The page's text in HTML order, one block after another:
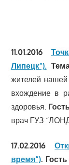
11.01.2016
Липецк”).
жителей нашей
вхождение в
здоровья.
врач ГУЗ
17.02.2016
время”).